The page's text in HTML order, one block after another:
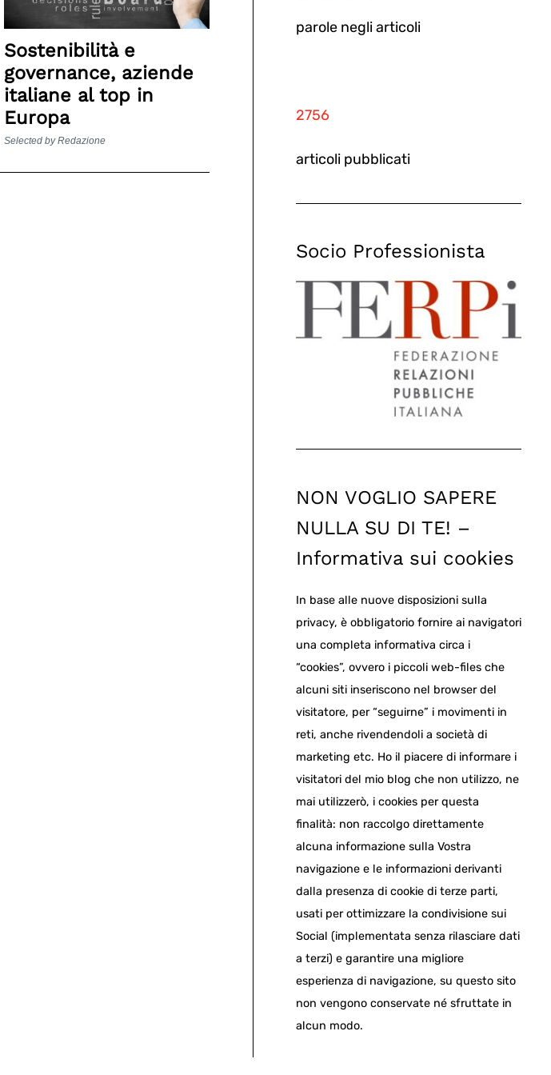
Sostenibilità e
governance, aziende
italiane al top in
Europa
Selected by Redazione
parole negli articoli
2756
articoli pubblicati
Socio Professionista
NON VOGLIO SAPERE
NULLA SU DI TE! –
Informativa sui cookies
In base alle nuove disposizioni sulla
privacy, è obbligatorio fornire ai navigatori
una completa informativa circa i
“cookies”, ovvero i piccoli web-files che
alcuni siti inseriscono nel browser del
visitatore, per “seguirne” i movimenti in
reti, anche rivendendoli a società di
marketing etc. Ho il piacere di informare i
visitatori del mio blog che non utilizzo, ne
mai utilizzerò, i cookies per questa
finalità: non raccolgo direttamente
alcuna informazione sulla Vostra
navigazione e le informazioni derivanti
dalla presenza di cookie di terze parti,
usati per ottimizzare la condivisione sui
Social (implementata senza rilasciare dati
a terzi) e garantire una migliore
esperienza di navigazione, su questo sito
non vengono conservate né sfruttate in
alcun modo.